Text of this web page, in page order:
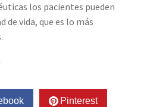
los pacientes pueden
de vida, que es lo más
Pinterest